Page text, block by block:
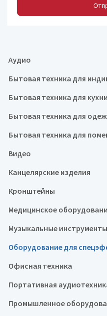
Аудио
Бытовая техника для
Бытовая техника для кухни
Бытовая техника для
Бытовая техника для
Видео
Канцелярские изделия
Кронштейны
Медицинское
Музыкальные инструменты
Оборудование для
Офисная техника
Портативная
Промышленное